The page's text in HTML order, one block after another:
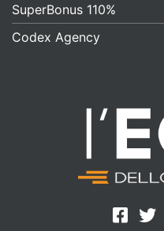
SuperBonus 110%
Codex Agency